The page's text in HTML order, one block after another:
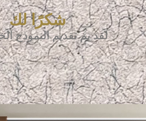
شكرًا لك
لقد تم تقديم النموذج